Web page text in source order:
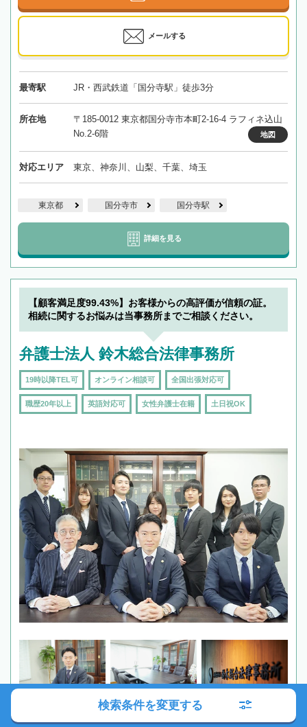
メールする
最寄駅 JR・西武鉄道「国分寺駅」徒歩3分
所在地
〒185-0012 東京都国分寺市本町2-16-4 ラフィネ込山
No.2-6階
地図
対応エリア 東京、神奈川、山梨、千葉、埼玉
東京都 国分寺市 国分寺駅
詳細を見る
【顧客満足度99.43%】お客様からの高評価が信頼の証。
相続に関するお悩みは当事務所までご相談ください。
弁護士法人 鈴木総合法律事務所
19時以降TEL可 オンライン相談可 全国出張対応可
職歴20年以上 英語対応可 女性弁護士在籍 土日祝OK
検索条件を変更する